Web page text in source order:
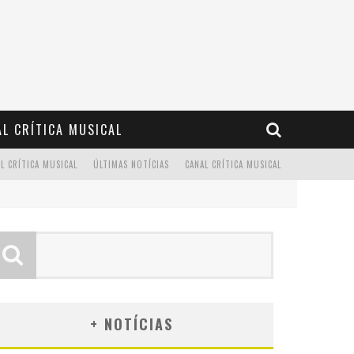
CRÍTICA MUSICAL
CANAL CRÍTICA MUSICAL
ÚLTIMAS NOTÍCIAS
CRÍTICA MUSICAL
+ NOTÍCIAS